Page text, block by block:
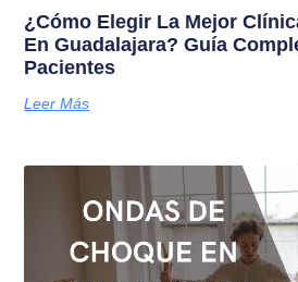
¿Cómo Elegir La Mejor
En Guadalajara? Guía
Pacientes
Leer Más